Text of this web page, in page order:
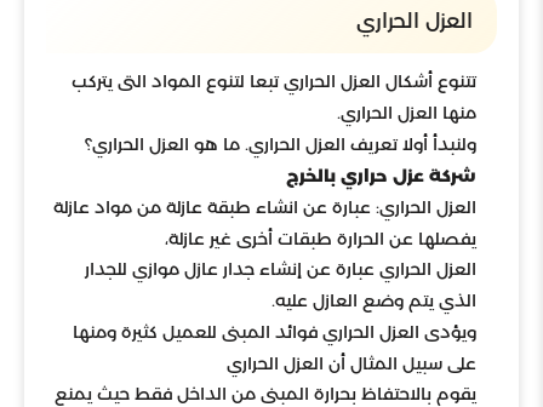
العزل الحراري
تتنوع أشكال العزل الحراري تبعا لتنوع المواد التى يتركب
منها العزل الحراري.
ولنبدأ أولا تعريف العزل الحراري. ما هو العزل الحراري؟
شركة عزل حراري بالخرج
العزل الحراري: عبارة عن انشاء طبقة عازلة من مواد عازلة
يفصلها عن الحرارة طبقات أخرى غير عازلة،
العزل الحراري عبارة عن إنشاء جدار عازل موازي للجدار
الذي يتم وضع العازل عليه.
ويؤدى العزل الحراري فوائد المبنى للعميل كثيرة ومنها
على سبيل المثال أن العزل الحراري
يقوم بالاحتفاظ بحرارة المبنى من الداخل فقط حيث يمنع